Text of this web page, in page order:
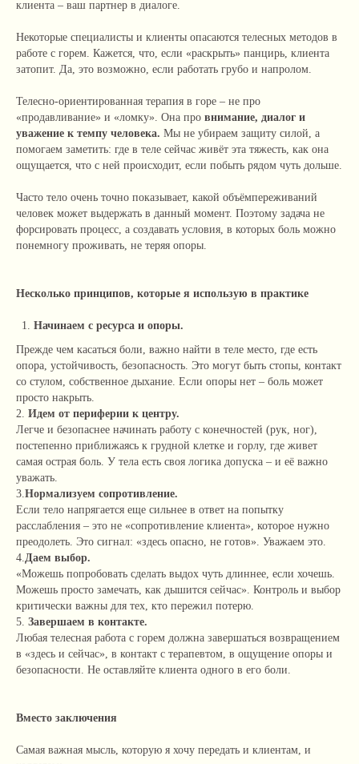
клиента – ваш партнер в диалоге.
Некоторые специалисты и клиенты опасаются телесных методов в
работе с горем. Кажется, что, если «раскрыть» панцирь, клиента
затопит. Да, это возможно, если работать грубо и напролом.
Телесно-ориентированная терапия в горе – не про
«продавливание» и «ломку». Она про внимание, диалог и
уважение к темпу человека. Мы не убираем защиту силой, а
помогаем заметить: где в теле сейчас живёт эта тяжесть, как она
ощущается, что с ней происходит, если побыть рядом чуть дольше.
Часто тело очень точно показывает, какой объёмпереживаний
человек может выдержать в данный момент. Поэтому задача не
форсировать процесс, а создавать условия, в которых боль можно
понемногу проживать, не теряя опоры.
Несколько принципов, которые я использую в практике
Начинаем с ресурса и опоры.
Прежде чем касаться боли, важно найти в теле место, где есть
опора, устойчивость, безопасность. Это могут быть стопы, контакт
со стулом, собственное дыхание. Если опоры нет – боль может
просто накрыть.
2. Идем от периферии к центру.
Легче и безопаснее начинать работу с конечностей (рук, ног),
постепенно приближаясь к грудной клетке и горлу, где живет
самая острая боль. У тела есть своя логика допуска – и её важно
уважать.
3.Нормализуем сопротивление.
Если тело напрягается еще сильнее в ответ на попытку
расслабления – это не «сопротивление клиента», которое нужно
преодолеть. Это сигнал: «здесь опасно, не готов». Уважаем это.
4.Даем выбор.
«Можешь попробовать сделать выдох чуть длиннее, если хочешь.
Можешь просто замечать, как дышится сейчас». Контроль и выбор
критически важны для тех, кто пережил потерю.
5. Завершаем в контакте.
Любая телесная работа с горем должна завершаться возвращением
в «здесь и сейчас», в контакт с терапевтом, в ощущение опоры и
безопасности. Не оставляйте клиента одного в его боли.
Вместо заключения
Самая важная мысль, которую я хочу передать и клиентам, и